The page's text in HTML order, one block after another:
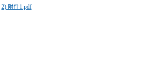
2) 附件1.pdf